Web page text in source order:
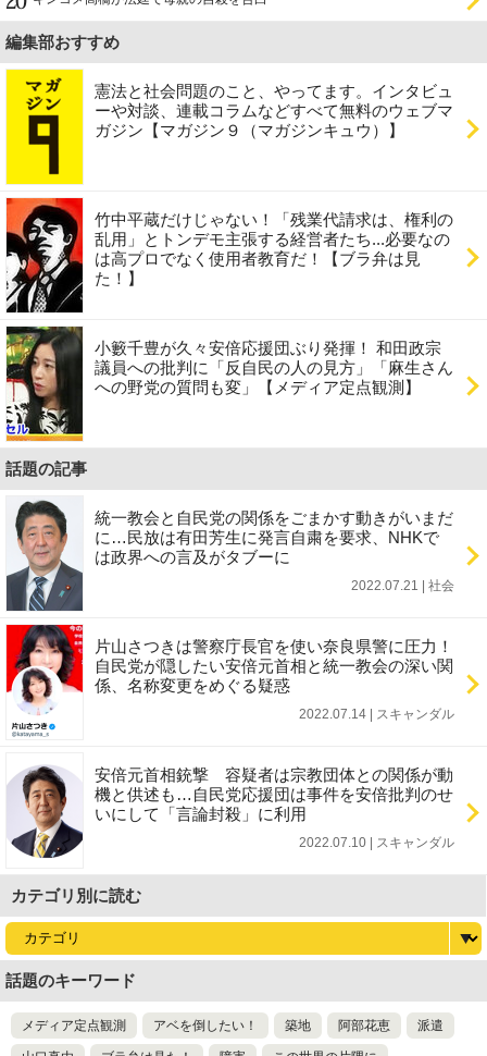
編集部おすすめ
憲法と社会問題のこと、やってます。インタビュ
ーや対談、連載コラムなどすべて無料のウェブマ
ガジン【マガジン９（マガジンキュウ）】
竹中平蔵だけじゃない！「残業代請求は、権利の
乱用」とトンデモ主張する経営者たち...必要なの
は高プロでなく使用者教育だ！【ブラ弁は見
た！】
小籔千豊が久々安倍応援団ぶり発揮！ 和田政宗
議員への批判に「反自民の人の見方」「麻生さん
への野党の質問も変」【メディア定点観測】
話題の記事
統一教会と自民党の関係をごまかす動きがいまだ
に…民放は有田芳生に発言自粛を要求、NHKで
は政界への言及がタブーに
2022.07.21 | 社会
片山さつきは警察庁長官を使い奈良県警に圧力！
自民党が隠したい安倍元首相と統一教会の深い関
係、名称変更をめぐる疑惑
2022.07.14 | スキャンダル
安倍元首相銃撃 容疑者は宗教団体との関係が動
機と供述も…自民党応援団は事件を安倍批判のせ
いにして「言論封殺」に利用
2022.07.10 | スキャンダル
カテゴリ別に読む
話題のキーワード
メディア定点観測 アベを倒したい！ 築地 阿部花恵 派遣